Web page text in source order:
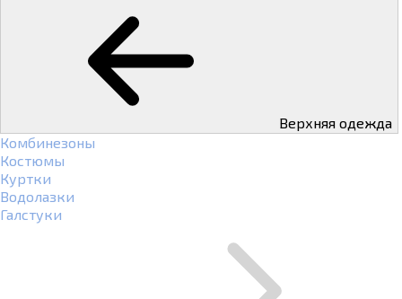
Верхняя одежда
Комбинезоны
Костюмы
Куртки
Водолазки
Галстуки